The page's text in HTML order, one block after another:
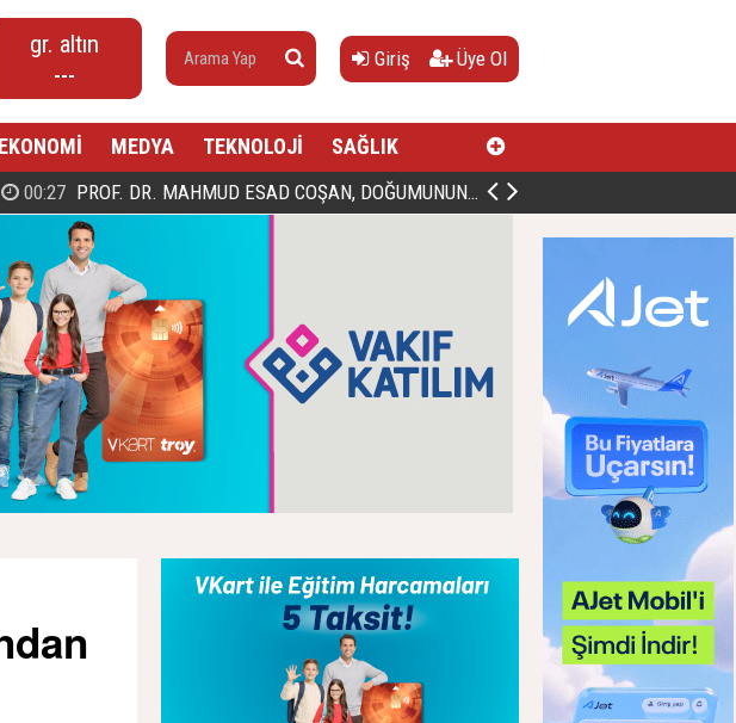
gr. altın
---
Giriş Üye Ol
EKONOMİ MEDYA TEKNOLOJİ SAĞLIK
00:27 PROF. DR. MAHMUD ESAD COŞAN, DOĞUMUNUN HİCRÎ 91. YILINDA ELAZIĞ'DA YÂD EDİLECEK